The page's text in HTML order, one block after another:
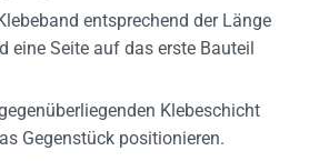
entsprechend der Länge
eine Seite auf das erste Bauteil
Klebeschicht
Gegenstück positionieren.